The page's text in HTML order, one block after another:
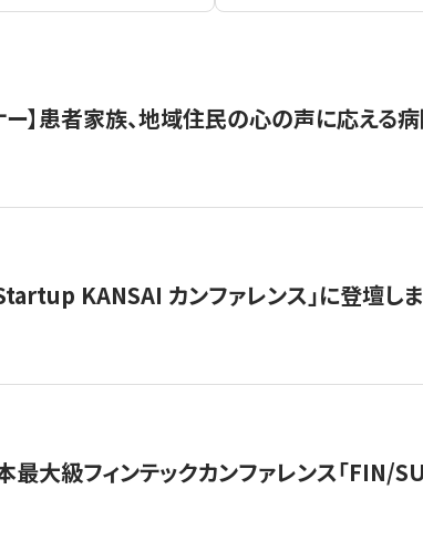
ー】患者家族、地域住民の心の声に応える
KANSAI カンファレンス」に登壇し
最大級フィンテックカンファレンス「FIN/